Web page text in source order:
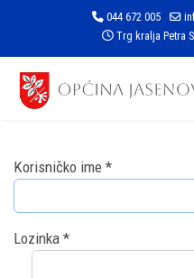
044 672 005
Trg kralja Petra
Korisničko ime *
Lozinka *